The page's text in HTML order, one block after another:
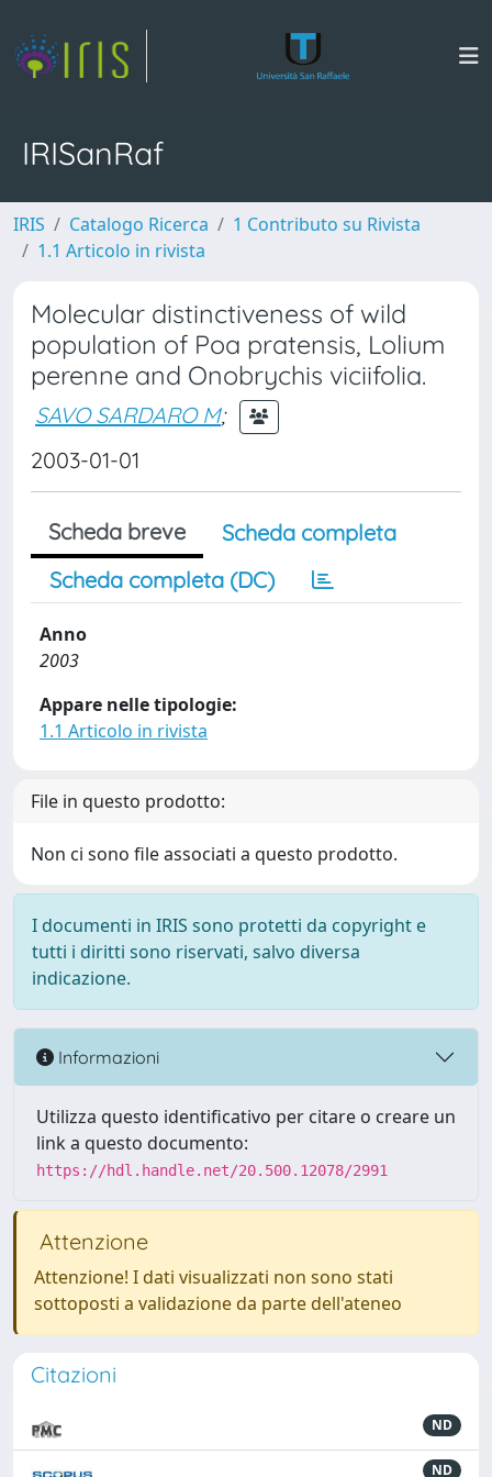
IRISanRaf
IRIS Catalogo Ricerca
1 Contributo su Rivista
1.1 Articolo in rivista
Molecular distinctiveness of wild
population of Poa pratensis, Lolium
perenne and Onobrychis viciifolia.
SAVO SARDARO M;
2003-01-01
Scheda breve
Scheda completa
Scheda completa (DC)
Anno
2003
Appare nelle tipologie:
1.1 Articolo in rivista
File in questo prodotto:
Non ci sono file associati a questo prodotto.
I documenti in IRIS sono protetti da copyright e
tutti i diritti sono riservati, salvo diversa
indicazione.
Informazioni
Utilizza questo identificativo per citare o creare un
link a questo documento:
https://hdl.handle.net/20.500.12078/2991
Attenzione
Attenzione! I dati visualizzati non sono stati
sottoposti a validazione da parte dell'ateneo
Citazioni
ND
ND